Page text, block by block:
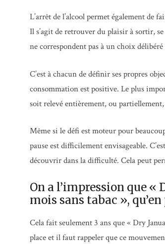
L’arrêt de l’alcool permet également de
Il s’agit de retrouver du plaisir à sortir,
ne correspondent pas à un choix
C’est à chacun de définir ses propres
consommation est positive. Le plus
soit relevé entièrement, ou
Même si le défi est moteur pour
pause est difficilement envisageable.
découvrir dans la difficulté. Cela peut
On a l’impression que
mois sans tabac »,
Cela fait seulement 3 ans que « Dry
place et il faut rappeler que ce